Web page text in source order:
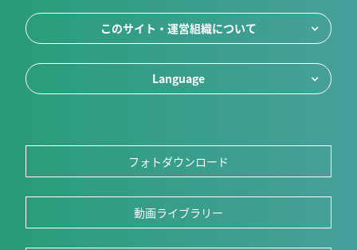
このサイト・運営組織について
Language
フォトダウンロード
動画ライブラリー